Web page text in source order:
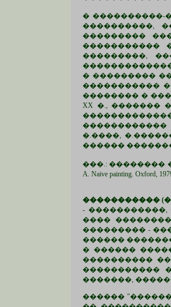
� ����������-
����������,
���������
�����������
���������,
� ���������
�����������
�������� �
XX �., �������
������������
�.����,
������
���.: �������� �.
A. Naive painting. Oxford,
�����������
-
����
��������� -
������
� ������
����������
�����������
�������,
������